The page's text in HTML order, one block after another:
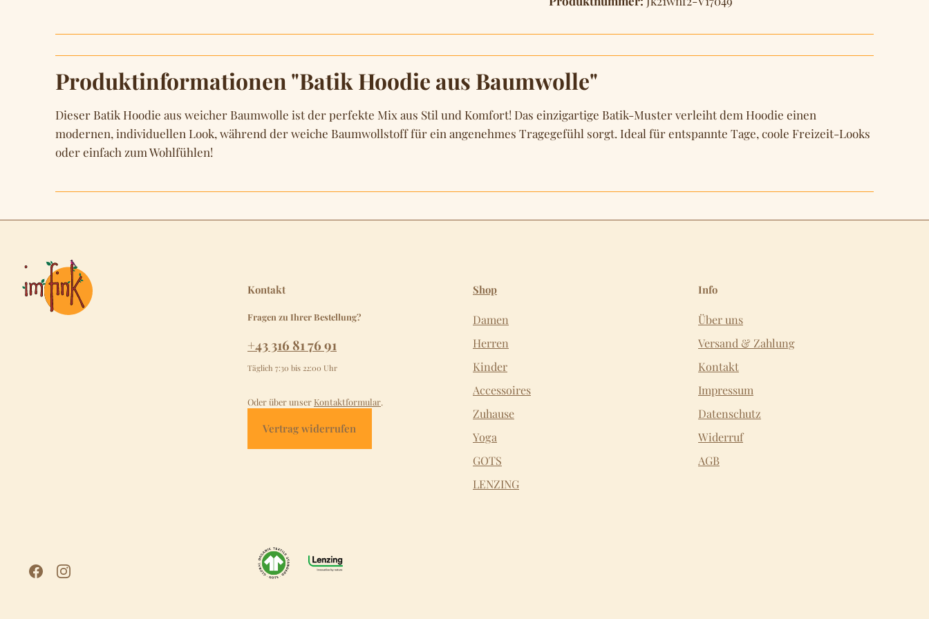
Produktinformationen "Batik Hoodie aus Baumwolle"
Dieser Batik Hoodie aus weicher Baumwolle ist der perfekte Mix aus Stil und Komfort! Das einzigartige Batik-Muster verleiht dem Hoodie einen
modernen, individuellen Look, während der weiche Baumwollstoff für ein angenehmes Tragegefühl sorgt. Ideal für entspannte Tage, coole Freizeit-Looks
oder einfach zum Wohlfühlen!
Kontakt
Fragen zu Ihrer Bestellung?
+43 316 81 76 91
Täglich 7:30 bis 22:00 Uhr
Oder über unser Kontaktformular.
Vertrag widerrufen
Shop
Damen
Herren
Kinder
Accessoires
Zuhause
Yoga
GOTS
LENZING
Info
Über uns
Versand & Zahlung
Kontakt
Impressum
Datenschutz
Widerruf
AGB